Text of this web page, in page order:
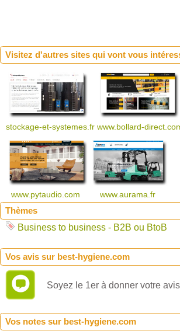
Visitez d'autres sites qui vont vous
stockage-et-systemes.fr www.bollard-
www.pytaudio.com www.aurama.fr
Thèmes
Business to business - B2B ou BtoB
Vos avis sur best-hygiene.com
Soyez le 1er à donner votre
Vos notes sur best-hygiene.com